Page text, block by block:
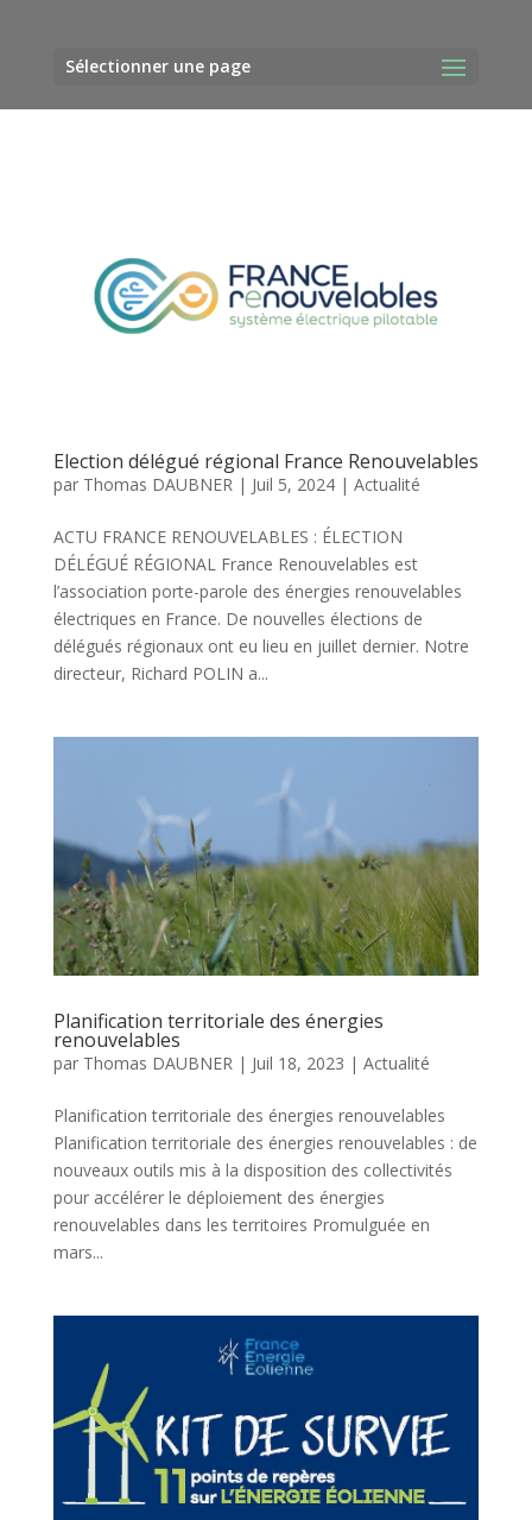
Sélectionner une page
Election délégué régional France Renouvelables
par Thomas DAUBNER | Juil 5, 2024| Actualité
ACTU FRANCE RENOUVELABLES : ÉLECTION
DÉLÉGUÉ RÉGIONAL France Renouvelables est
l’association porte-parole des énergies renouvelables
électriques en France. De nouvelles élections de
délégués régionaux ont eu lieu en juillet dernier. Notre
directeur, Richard POLIN a...
Planification territoriale des énergies
renouvelables
par Thomas DAUBNER| Juil 18, 2023 | Actualité
Planification territoriale des énergies renouvelables
Planification territoriale des énergies renouvelables : de
nouveaux outils mis à la disposition des collectivités
pour accélérer le déploiement des énergies
renouvelables dans les territoires Promulguée en
mars...